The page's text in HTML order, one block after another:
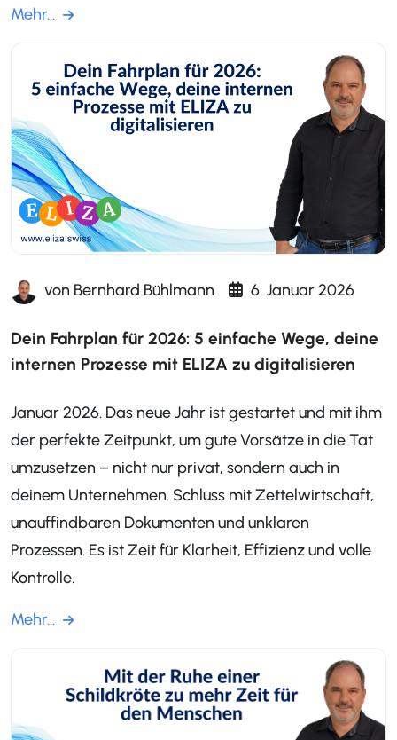
Mehr...
von Bernhard Bühlmann 6. Januar 2026
Dein Fahrplan für 2026: 5 einfache Wege, deine
internen Prozesse mit ELIZA zu digitalisieren
Januar 2026. Das neue Jahr ist gestartet und mit ihm
der perfekte Zeitpunkt, um gute Vorsätze in die Tat
umzusetzen – nicht nur privat, sondern auch in
deinem Unternehmen. Schluss mit Zettelwirtschaft,
unauffindbaren Dokumenten und unklaren
Prozessen. Es ist Zeit für Klarheit, Effizienz und volle
Kontrolle.
Mehr...